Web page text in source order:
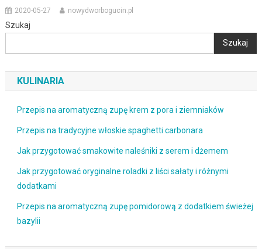
2020-05-27 nowydworbogucin.pl
Szukaj
Szukaj
KULINARIA
Przepis na aromatyczną zupę krem z pora i ziemniaków
Przepis na tradycyjne włoskie spaghetti carbonara
Jak przygotować smakowite naleśniki z serem i dżemem
Jak przygotować oryginalne roladki z liści sałaty i różnymi
dodatkami
Przepis na aromatyczną zupę pomidorową z dodatkiem świeżej
bazylii